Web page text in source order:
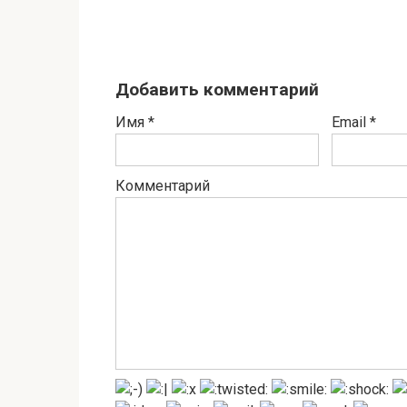
Добавить комментарий
Имя * Email *
Комментарий